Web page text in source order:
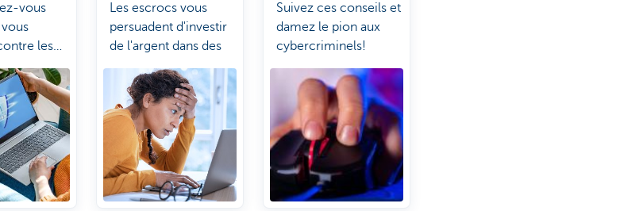
vous
les
en
Les escrocs vous
persuadent d'investir
de l'argent dans des
placements à haut
rendement.
bancaires en ligne
en toute sécurité?
Suivez ces conseils et
damez le pion aux
cybercriminels!